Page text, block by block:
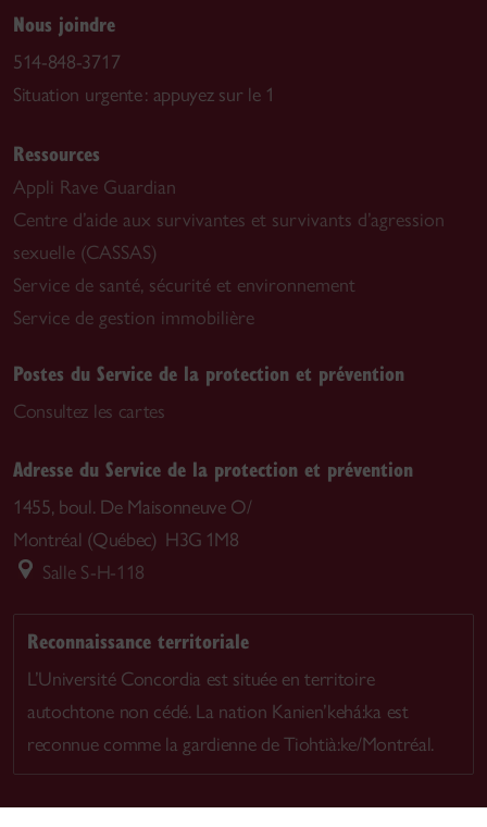
Nous joindre
514-848-3717
Situation urgente : appuyez sur le 1
Ressources
Appli Rave Guardian
Centre d’aide aux survivantes et survivants d’agression
sexuelle (CASSAS)
Service de santé, sécurité et environnement
Service de gestion immobilière
Postes du Service de la protection et prévention
Consultez les cartes
Adresse du Service de la protection et prévention
1455, boul. De Maisonneuve O/
Montréal (Québec) H3G 1M8
Salle S-H-118
Reconnaissance territoriale
L’Université Concordia est située en territoire
autochtone non cédé. La nation Kanien’kehá:ka est
reconnue comme la gardienne de Tiohtià:ke/Montréal.